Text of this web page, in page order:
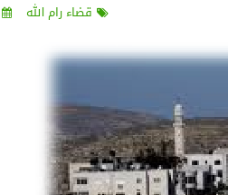
قضاء رام الله